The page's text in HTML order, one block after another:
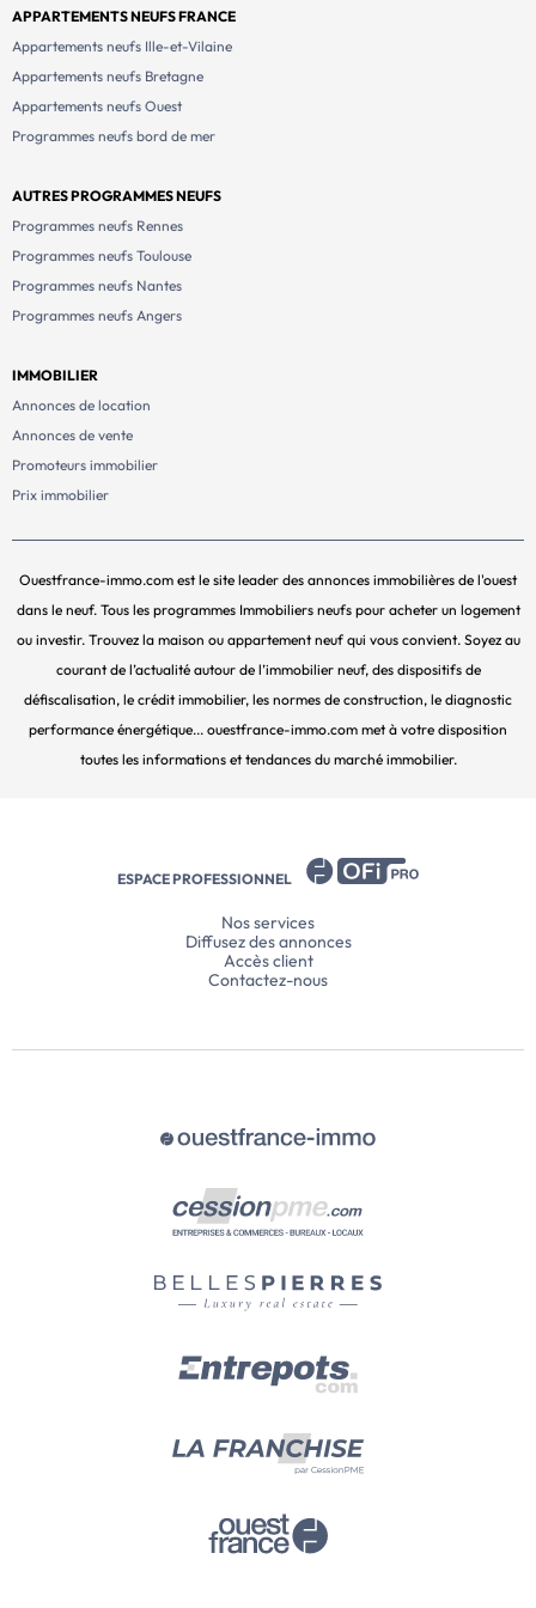
APPARTEMENTS NEUFS FRANCE
Appartements neufs Ille-et-Vilaine
Appartements neufs Bretagne
Appartements neufs Ouest
Programmes neufs bord de mer
AUTRES PROGRAMMES NEUFS
Programmes neufs Rennes
Programmes neufs Toulouse
Programmes neufs Nantes
Programmes neufs Angers
IMMOBILIER
Annonces de location
Annonces de vente
Promoteurs immobilier
Prix immobilier
Ouestfrance-immo.com est le site leader des annonces immobilières de l'ouest
dans le neuf. Tous les programmes Immobiliers neufs pour acheter un logement
ou investir. Trouvez la maison ou appartement neuf qui vous convient. Soyez au
courant de l’actualité autour de l’immobilier neuf, des dispositifs de
défiscalisation, le crédit immobilier, les normes de construction, le diagnostic
performance énergétique... ouestfrance-immo.com met à votre disposition
toutes les informations et tendances du marché immobilier.
ESPACE PROFESSIONNEL
Nos services
Diffusez des annonces
Accès client
Contactez-nous